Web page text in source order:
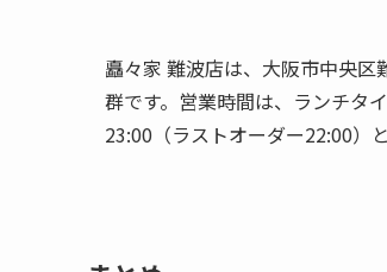
矗々家 難波店は、大阪市中央
群です。営業時間は、ランチタ
23:00（ラストオーダー22:00）